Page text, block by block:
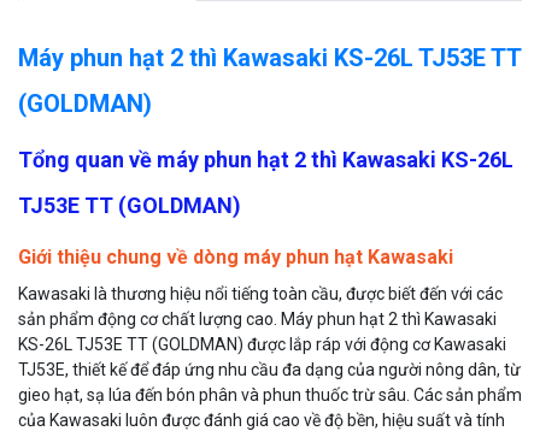
Máy phun hạt 2 thì Kawasaki KS-26L TJ53E TT
(GOLDMAN)
Tổng quan về máy phun hạt 2 thì Kawasaki KS-26L
TJ53E TT (GOLDMAN)
Giới thiệu chung về dòng máy phun hạt Kawasaki
Kawasaki là thương hiệu nổi tiếng toàn cầu, được biết đến với các
sản phẩm động cơ chất lượng cao. Máy phun hạt 2 thì Kawasaki
KS-26L TJ53E TT (GOLDMAN) được lắp ráp với động cơ Kawasaki
TJ53E, thiết kế để đáp ứng nhu cầu đa dạng của người nông dân, từ
gieo hạt, sạ lúa đến bón phân và phun thuốc trừ sâu. Các sản phẩm
của Kawasaki luôn được đánh giá cao về độ bền, hiệu suất và tính